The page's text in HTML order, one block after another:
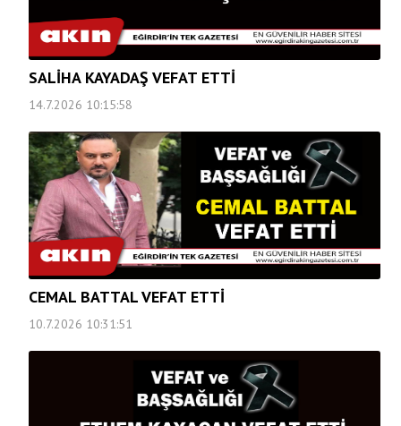
SALİHA KAYADAŞ VEFAT ETTİ
14.7.2026 10:15:58
CEMAL BATTAL VEFAT ETTİ
10.7.2026 10:31:51